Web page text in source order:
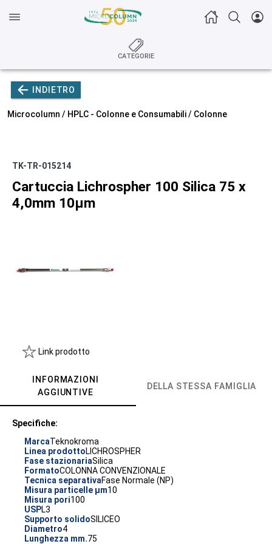
CATEGORIE
INDIETRO
Microcolumn / HPLC - Colonne e Consumabili/ Colonne
TK-TR-015214
Cartuccia Lichrospher 100 Silica 75 x
4,0mm 10µm
Link prodotto
INFORMAZIONI
AGGIUNTIVE
DELLA STESSA FAMIGLIA
Specifiche:
MarcaTeknokroma
Linea prodottoLICHROSPHER
Fase stazionariaSilica
FormatoCOLONNA CONVENZIONALE
Tecnica separativaFase Normale (NP)
Misura particelle µm10
Misura pori100
USPL3
Supporto solidoSILICEO
Diametro4
Lunghezza mm.75